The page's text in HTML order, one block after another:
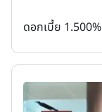
ดอกเบี้ย 1.500%